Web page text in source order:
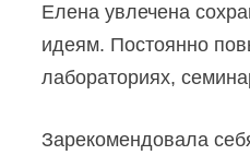
Елена увлечена
идеям. Постоянно
лабораториях,
Зарекомендовала